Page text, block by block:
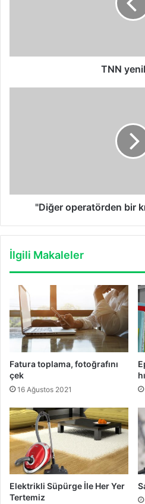
TNN
"Diğer operatörden bir
İlgili Makaleler
Fatura toplama, fotoğrafını
çek
16 Ağustos 2021
Elektrikli Süpürge İle Her Yer
Tertemiz